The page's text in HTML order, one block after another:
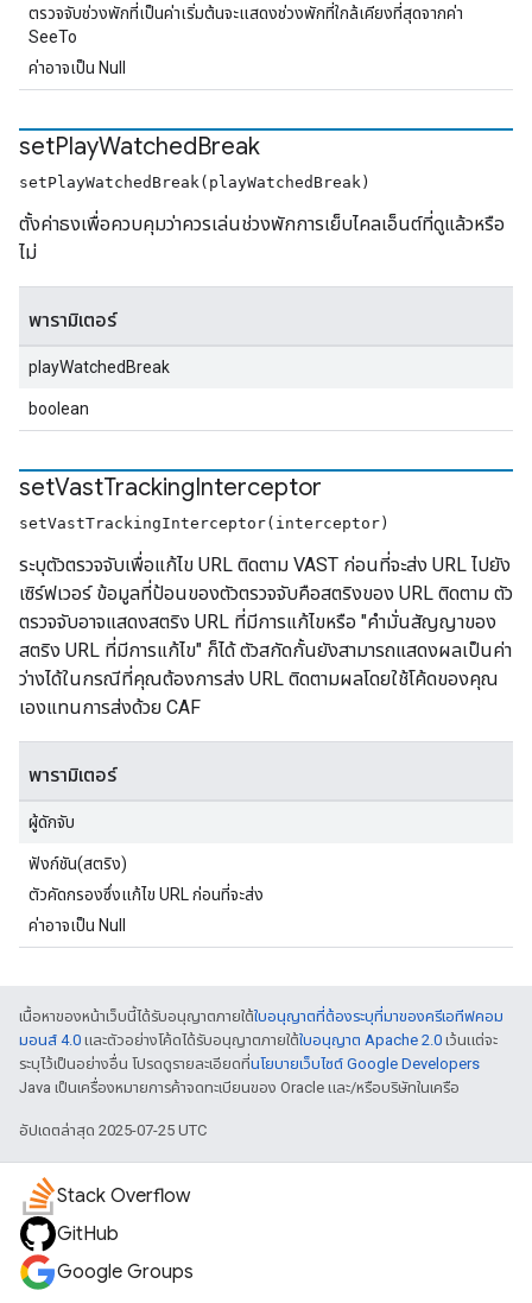
ตรวจจับช่วงพักที่เป็นค่าเริ่มต้นจะแสดงช่วงพักที่ใกล้เคียงที่สุดจากค่า
SeeTo
ค่าอาจเป็น Null
setPlayWatchedBreak
setPlayWatchedBreak(playWatchedBreak)
ตั้งค่าธงเพื่อควบคุมว่าควรเล่นช่วงพักการเย็บไคลเอ็นต์ที่ดูแล้วหรือ
ไม่
พารามิเตอร์
playWatchedBreak
boolean
setVastTrackingInterceptor
setVastTrackingInterceptor(interceptor)
ระบุตัวตรวจจับเพื่อแก้ไข URL ติดตาม VAST ก่อนที่จะส่ง URL ไปยัง
เซิร์ฟเวอร์ ข้อมูลที่ป้อนของตัวตรวจจับคือสตริงของ URL ติดตาม ตัว
ตรวจจับอาจแสดงสตริง URL ที่มีการแก้ไขหรือ "คำมั่นสัญญาของ
สตริง URL ที่มีการแก้ไข" ก็ได้ ตัวสกัดกั้นยังสามารถแสดงผลเป็นค่า
ว่างได้ในกรณีที่คุณต้องการส่ง URL ติดตามผลโดยใช้โค้ดของคุณ
เองแทนการส่งด้วย CAF
พารามิเตอร์
ผู้ดักจับ
ฟังก์ชัน(สตริง)
ตัวคัดกรองซึ่งแก้ไข URL ก่อนที่จะส่ง
ค่าอาจเป็น Null
เนื้อหาของหน้าเว็บนี้ได้รับอนุญาตภายใต้ใบอนุญาตที่ต้องระบุที่มาของครีเอทีฟคอม
มอนส์ 4.0 และตัวอย่างโค้ดได้รับอนุญาตภายใต้ใบอนุญาต Apache 2.0 เว้นแต่จะ
ระบุไว้เป็นอย่างอื่น โปรดดูรายละเอียดที่นโยบายเว็บไซต์ Google Developers
Java เป็นเครื่องหมายการค้าจดทะเบียนของ Oracle และ/หรือบริษัทในเครือ
อัปเดตล่าสุด 2025-07-25 UTC
Stack Overflow
GitHub
Google Groups